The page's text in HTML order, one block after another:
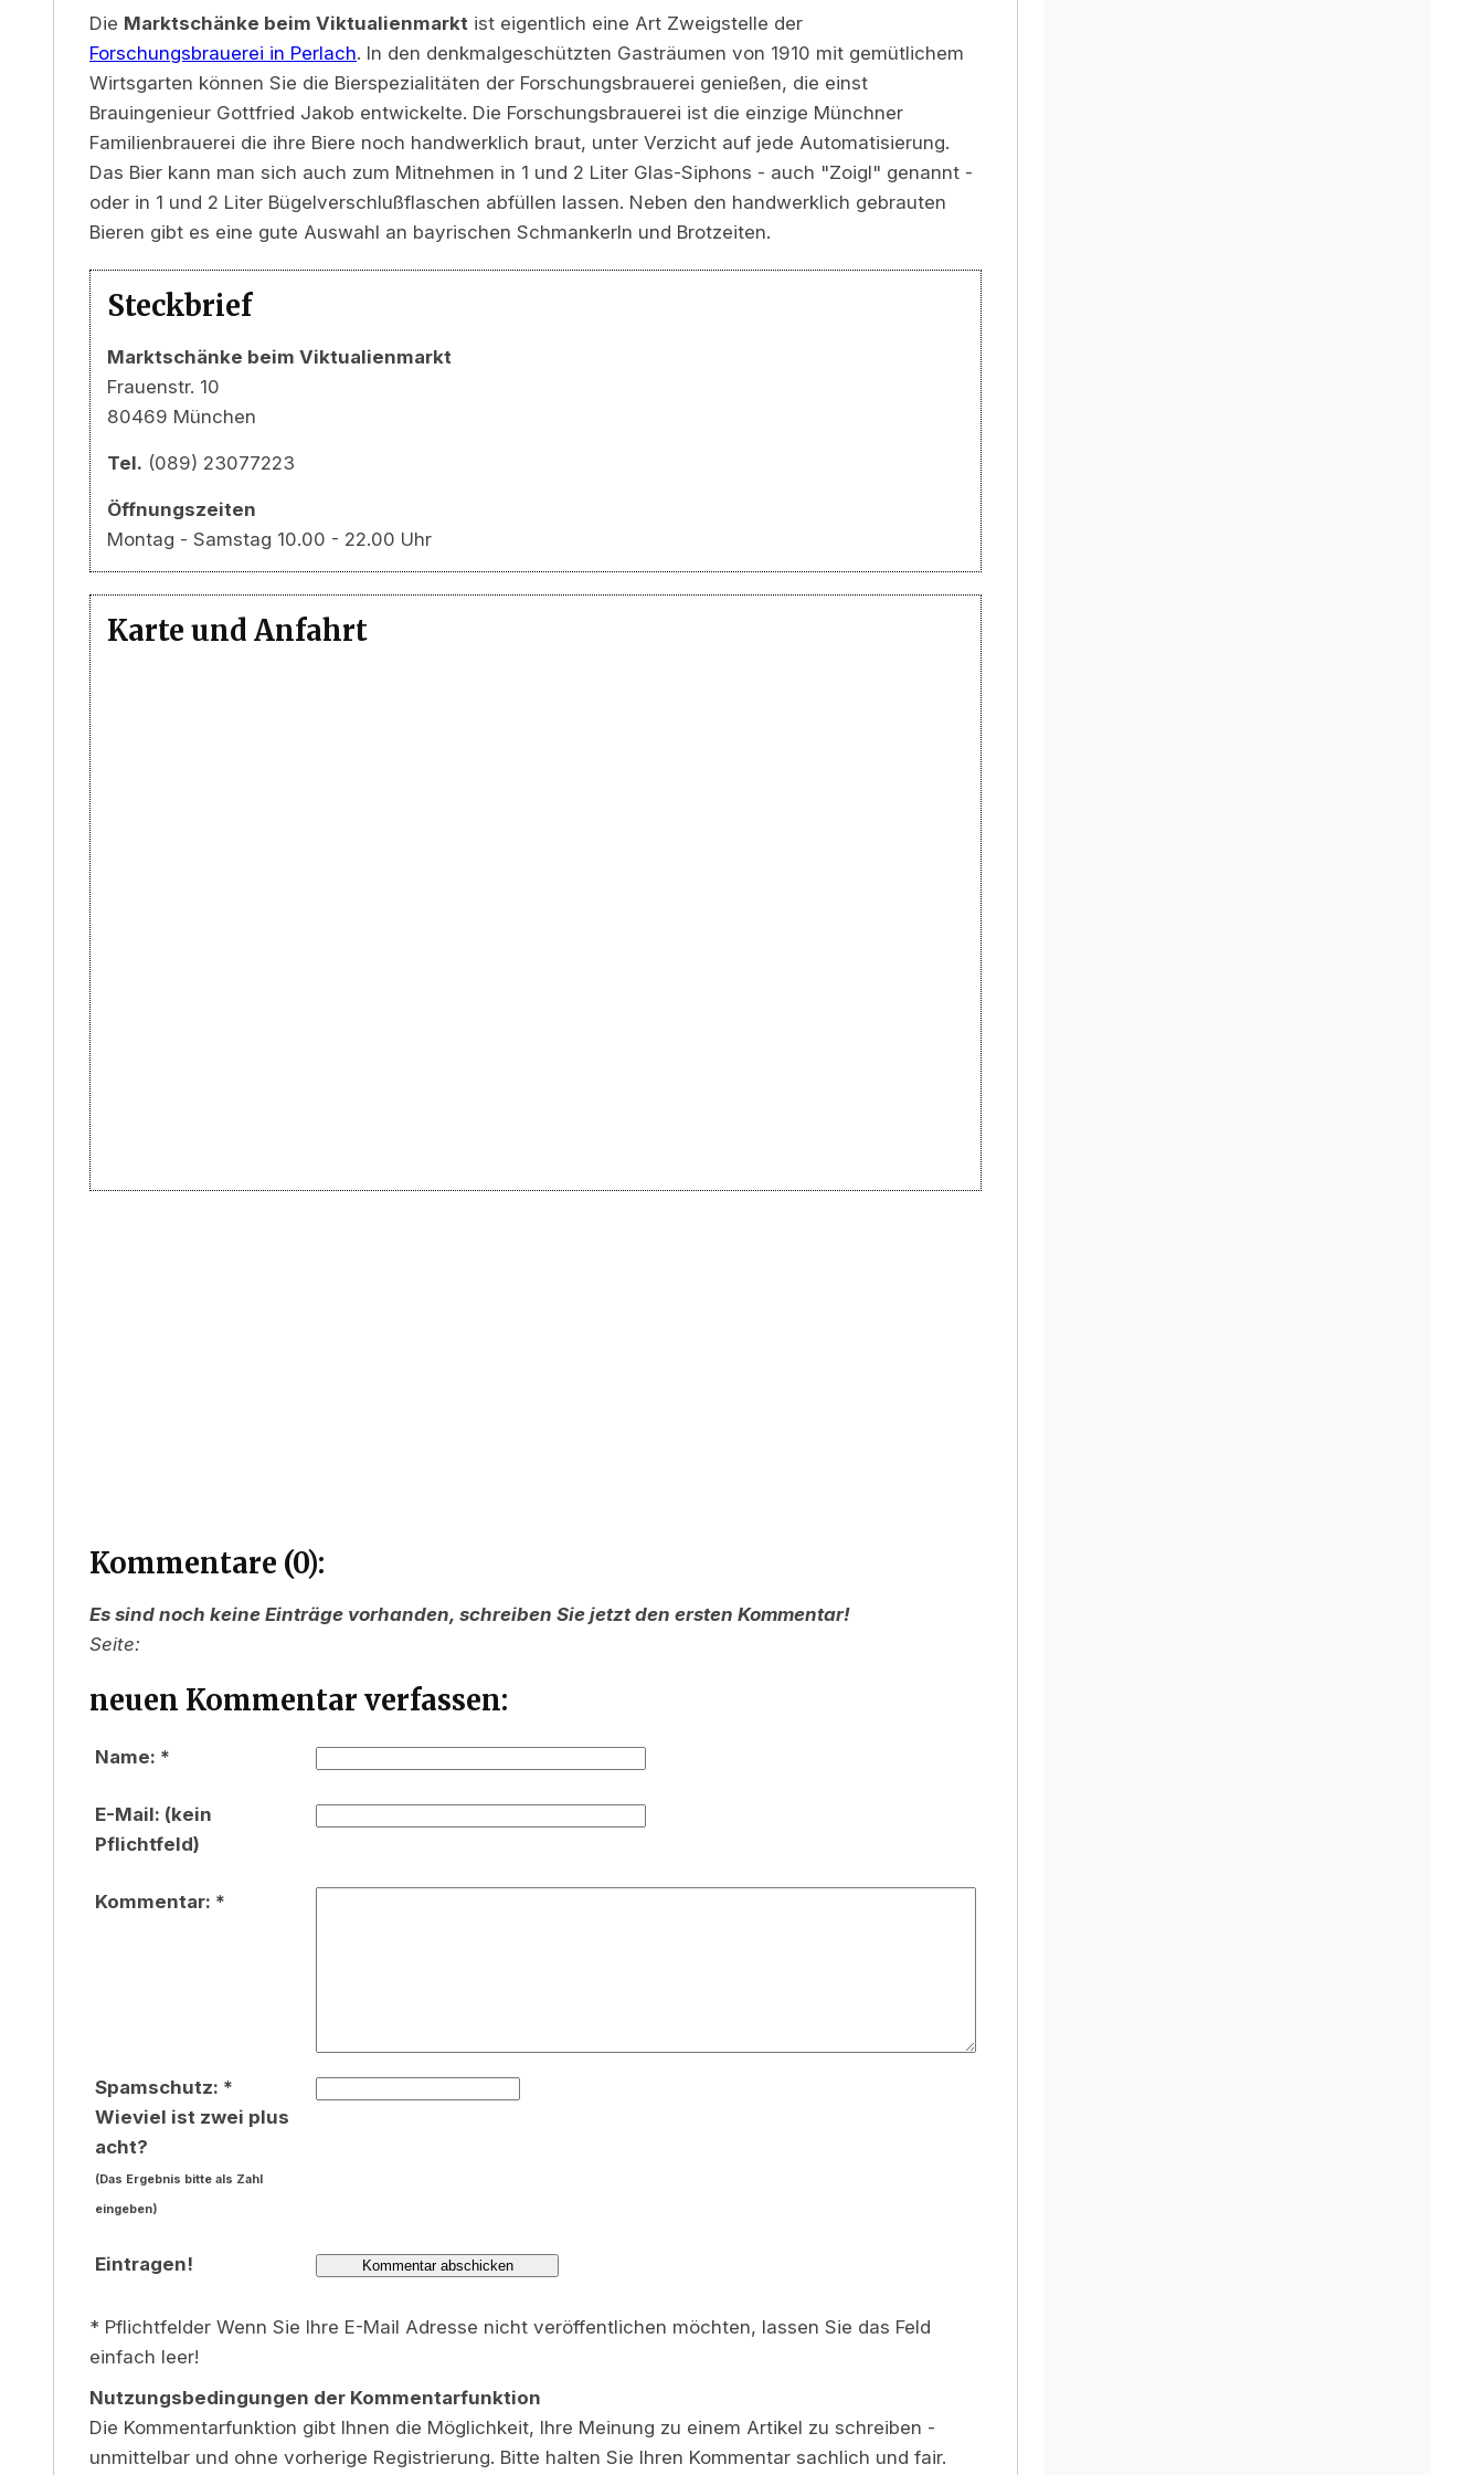
Die Marktschänke beim Viktualienmarkt ist eigentlich eine Art Zweigstelle der
Forschungsbrauerei in Perlach. In den denkmalgeschützten Gasträumen von 1910 mit gemütlichem
Wirtsgarten können Sie die Bierspezialitäten der Forschungsbrauerei genießen, die einst
Brauingenieur Gottfried Jakob entwickelte. Die Forschungsbrauerei ist die einzige Münchner
Familienbrauerei die ihre Biere noch handwerklich braut, unter Verzicht auf jede Automatisierung.
Das Bier kann man sich auch zum Mitnehmen in 1 und 2 Liter Glas-Siphons - auch "Zoigl" genannt -
oder in 1 und 2 Liter Bügelverschlußflaschen abfüllen lassen. Neben den handwerklich gebrauten
Bieren gibt es eine gute Auswahl an bayrischen Schmankerln und Brotzeiten.
Steckbrief
Marktschänke beim Viktualienmarkt
Frauenstr. 10
80469 München
Tel. (089) 23077223
Öffnungszeiten
Montag - Samstag 10.00 - 22.00 Uhr
Karte und Anfahrt
Kommentare (0):
Es sind noch keine Einträge vorhanden, schreiben Sie jetzt den ersten Kommentar!
Seite:
neuen Kommentar verfassen:
Name: *
E-Mail: (kein
Pflichtfeld)
Kommentar: *
Spamschutz: *
Wieviel ist zwei plus
acht?
(Das Ergebnis bitte als Zahl
eingeben)
Eintragen!
* Pflichtfelder Wenn Sie Ihre E-Mail Adresse nicht veröffentlichen möchten, lassen Sie das Feld
einfach leer!
Nutzungsbedingungen der Kommentarfunktion
Die Kommentarfunktion gibt Ihnen die Möglichkeit, Ihre Meinung zu einem Artikel zu schreiben -
unmittelbar und ohne vorherige Registrierung. Bitte halten Sie Ihren Kommentar sachlich und fair.